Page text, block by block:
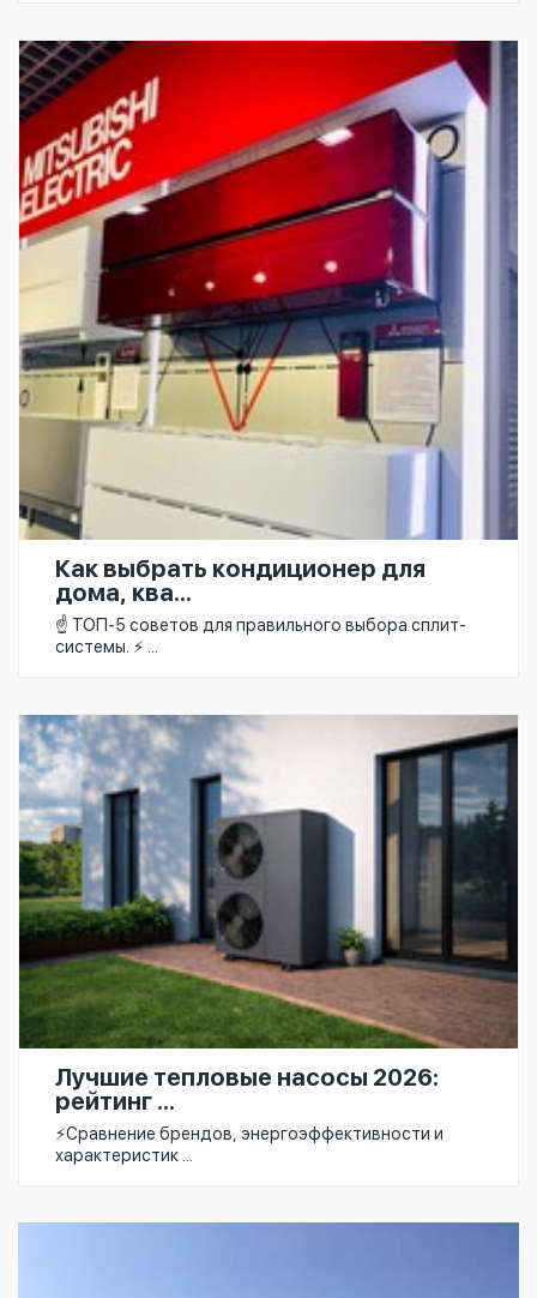
Как выбрать кондиционер для
дома, ква...
☝️ ТОП-5 советов для правильного выбора сплит-
системы. ⚡ ...
Лучшие тепловые насосы 2026:
рейтинг ...
⚡️Сравнение брендов, энергоэффективности и
характеристик ...